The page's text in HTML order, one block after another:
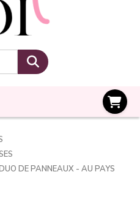
DE PANNEAUX - AU PAYS